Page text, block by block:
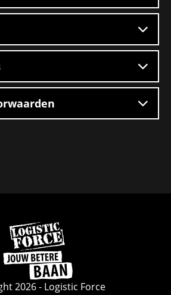
Ga
naar
de
homepage
2026 - Logistic Force